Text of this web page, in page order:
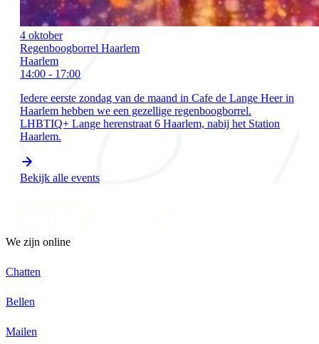
4 oktober
Regenboogborrel Haarlem
Haarlem
14:00 - 17:00
Iedere eerste zondag van de maand in Cafe de Lange Heer in
Haarlem hebben we een gezellige regenboogborrel.
LHBTIQ+ Lange herenstraat 6 Haarlem, nabij het Station
Haarlem.
Bekijk alle events
We zijn online
Chatten
Bellen
Mailen